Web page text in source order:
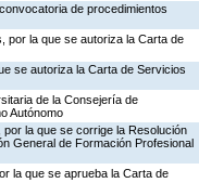
de procedimientos
por la que se autoriza la Carta de
se autoriza la Carta de Servicios
de la Consejería de
Autónomo
la que se corrige la Resolución
General de Formación Profesional
la que se aprueba la Carta de